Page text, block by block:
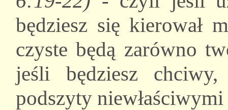
będziesz się kierował
czyste będą zarówno
jeśli będziesz
podszyty